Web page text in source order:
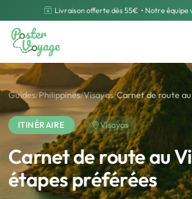
Livraison offerte dès 55€ • Notre équipe
Créer mon souvenir
Guides/Philippines/Visayas/Carnet de route
ITINÉRAIRE Visayas
Carnet de route au
étapes préférées